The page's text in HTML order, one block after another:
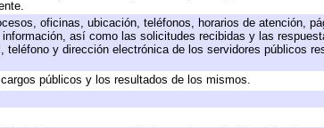
oficinas, ubicación, teléfonos, horarios de atención,
así como las solicitudes recibidas y las
y dirección electrónica de los servidores públicos
públicos y los resultados de los mismos.